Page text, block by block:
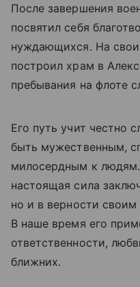
После завершения
посвятил себя
нуждающихся. На
построил храм в
пребывания на флоте
Его путь учит честно
быть мужественным,
милосердным к людям.
настоящая сила
но и в верности
В наше время его
ответственности,
ближних.